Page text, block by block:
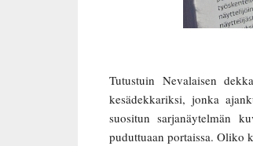
Tutustuin Nevalaisen
kesädekkariksi, jonka
suositun sarjanäytelmän
puduttuaan portaissa. Oliko